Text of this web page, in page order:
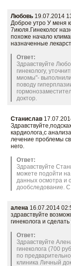
Любовь 19.07.2014
Доброе утро У меня
7июля.Гинеколог
похоже начало
назначенные
Ответ:
Здравствуйте
гинекологу,
миомы"-
поводу
доктор.
Станислав
кардиолога,с
лечение проблемы
него.
Ответ:
Здравствуйте
можете подойти на
данных осмотра и
дообследование.
алена 16.07.2014
здравствуйте
гинеколога и
Ответ:
Здравствуйте
гинеколога (700
по
клиника Личный